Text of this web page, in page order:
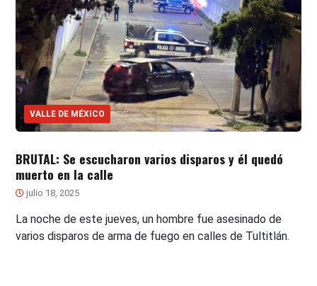
VALLE DE MÉXICO
BRUTAL: Se escucharon varios disparos y él quedó
muerto en la calle
julio 18, 2025
La noche de este jueves, un hombre fue asesinado de
varios disparos de arma de fuego en calles de Tultitlán.